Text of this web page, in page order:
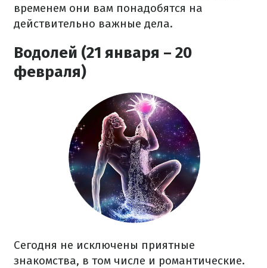
временем они вам понадобятся на
действительно важные дела.
Водолей (21 января – 20
февраля)
Сегодня не исключены приятные
знакомства, в том числе и романтические.